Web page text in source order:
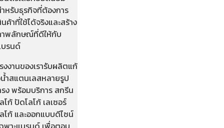
หรับธุรกิจที่ต้องการ
ค้าที่ใช้ได้จริงและสร้าง
พลักษณ์ที่ดีให้กับ
รนด์
งงานของเรารับผลิตแก้
ำสแตนเลสหลายรูป
ง พร้อมบริการ สกรีน
โก้ ปัดโลโก้ เลเซอร์
โก้ และออกแบบดีไซน์